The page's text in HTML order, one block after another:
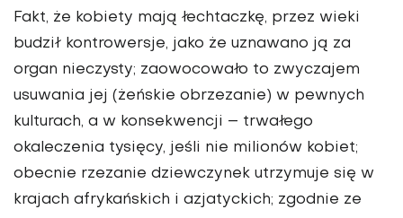
Fakt, że kobiety mają łechtaczkę, przez wieki
budził kontrowersje, jako że uznawano ją za
organ nieczysty; zaowocowało to zwyczajem
usuwania jej (żeńskie obrzezanie) w pewnych
kulturach, a w konsekwencji – trwałego
okaleczenia tysięcy, jeśli nie milionów kobiet;
obecnie rzezanie dziewczynek utrzymuje się w
krajach afrykańskich i azjatyckich; zgodnie ze